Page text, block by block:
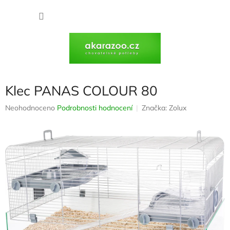
Klec PANAS COLOUR 80
Průměrné
0,0
z
5
hvězdiček.
Neohodnoceno Podrobnosti hodnocení Značka: Zolux